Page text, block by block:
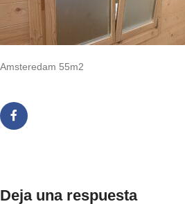
Amsteredam 55m2
Deja una respuesta